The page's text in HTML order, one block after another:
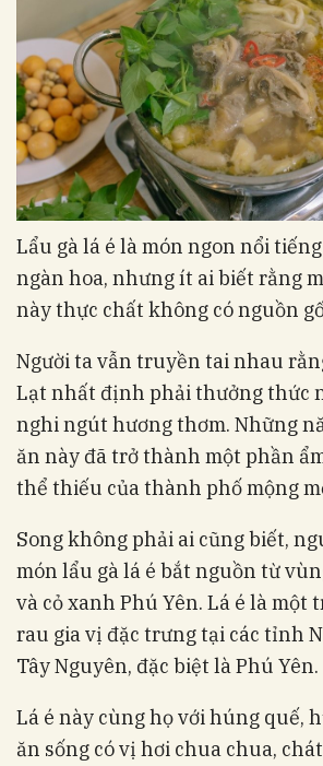
Lẩu gà lá é là món ngon nổi
ngàn hoa, nhưng ít ai biết rằng
này thực chất không có nguồn
Người ta vẫn truyền tai nhau
Lạt nhất định phải thưởng thức
nghi ngút hương thơm. Những
ăn này đã trở thành một phần
thể thiếu của thành phố mộng
Song không phải ai cũng biết,
món lẩu gà lá é bắt nguồn từ
và cỏ xanh Phú Yên. Lá é là một
rau gia vị đặc trưng tại các tỉnh
Tây Nguyên, đặc biệt là Phú Yên.
Lá é này cùng họ với húng quế,
ăn sống có vị hơi chua chua,